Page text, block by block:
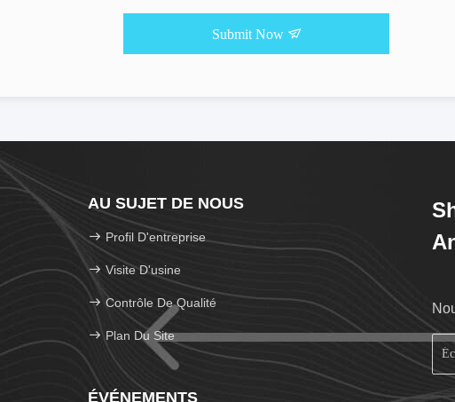
Submit Now
AU SUJET DE NOUS
Profil D'entreprise
Visite D'usine
Contrôle De Qualité
Plan Du Site
ÉVÉNEMENTS